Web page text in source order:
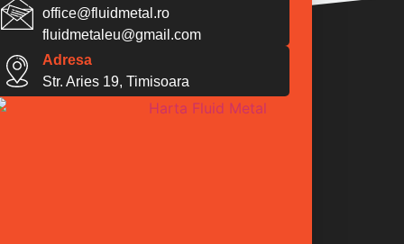
office@fluidmetal.ro
fluidmetaleu@gmail.com
Adresa
Str. Aries 19, Timisoara